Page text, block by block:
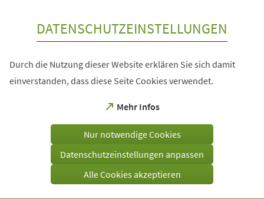
DATENSCHUTZEINSTELLUNGEN
Durch die Nutzung dieser Website erklären Sie sich damit
einverstanden, dass diese Seite Cookies verwendet.
Mehr Infos
(Öffnet
einem
Tab)
Nur notwendige Cookies
Datenschutzeinstellungen anpassen
Alle Cookies akzeptieren